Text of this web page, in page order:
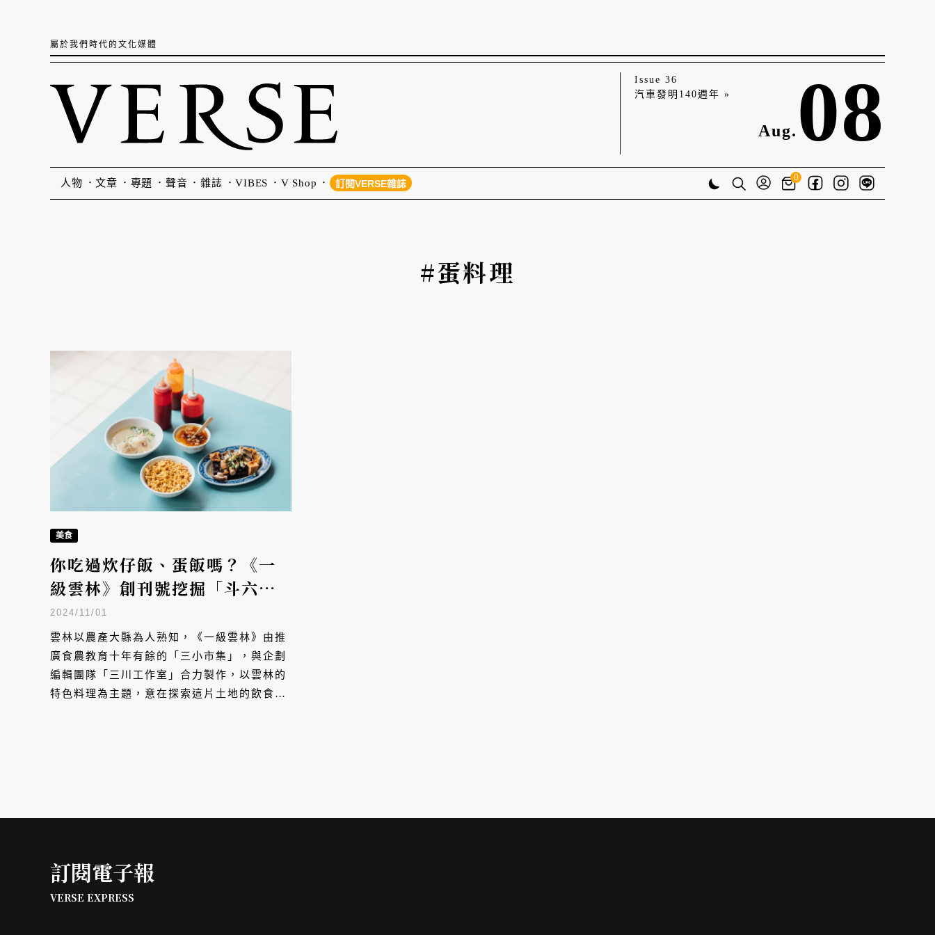
屬於我們時代的文化媒體
Issue 36
汽車發明140週年 »
Aug. 08
人物 文章 專題 聲音 雜誌 VIBES V Shop 訂閱VERSE雜誌
0
#蛋料理
美食
你吃過炊仔飯、蛋飯嗎？《一
級雲林》創刊號挖掘「斗六」
料理身世，復古潮T宣告雲林料
理一級棒！
2024/11/01
雲林以農產大縣為人熟知，《一級雲林》由推
廣食農教育十年有餘的「三小市集」，與企劃
編輯團隊「三川工作室」合力製作，以雲林的
特色料理為主題，意在探索這片土地的飲食傳
訂閱電子報
VERSE EXPRESS